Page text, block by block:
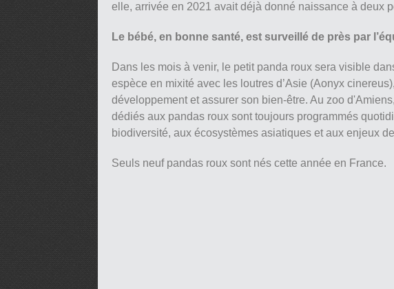
elle, arrivée en 2021 avait déjà donné naissance à deux
Le bébé, en bonne santé, est surveillé de près par
Dans les mois à venir, le petit panda roux sera visible
espèce en mixité avec les loutres d’Asie (Aonyx
développement et assurer son bien-être. Au zoo
dédiés aux pandas roux sont toujours programmés
biodiversité, aux écosystèmes asiatiques et aux enjeux
Seuls neuf pandas roux sont nés cette année en France.